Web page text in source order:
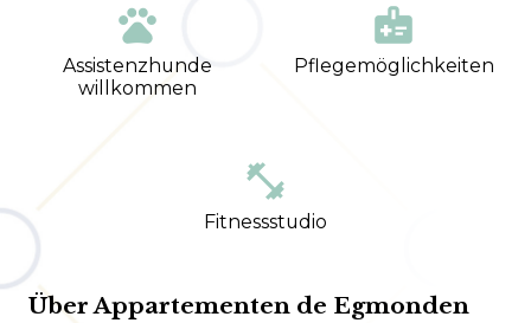
pets
Assistenzhunde
willkommen
medical_information
Pflegemöglichkeiten
fitness_center
Fitnessstudio
Über Appartementen de Egmonden